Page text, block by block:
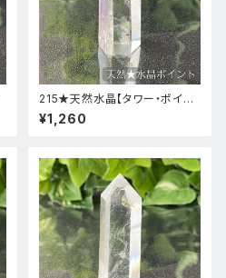
215★天然水晶【タワー・ポイン
ト・原石】天然石インテリア置物
風水新品
¥1,260